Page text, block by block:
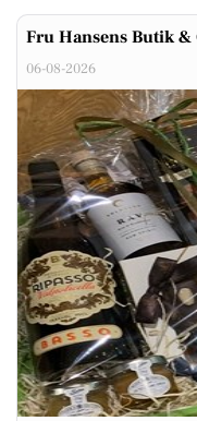
Fru Hansens Butik &
06-08-2026